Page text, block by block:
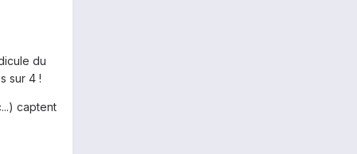
du
sur 4 !
captent